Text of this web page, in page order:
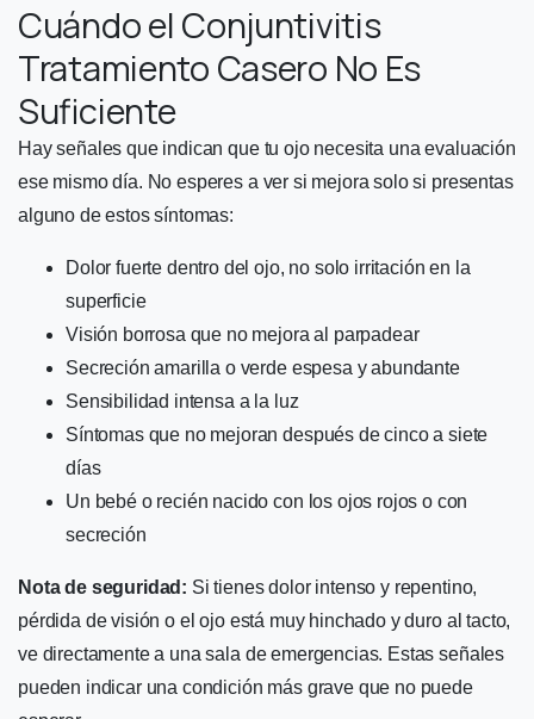
Cuándo el Conjuntivitis
Tratamiento Casero No Es
Suficiente
Hay señales que indican que tu ojo necesita una evaluación
ese mismo día. No esperes a ver si mejora solo si presentas
alguno de estos síntomas:
Dolor fuerte dentro del ojo, no solo irritación en la
superficie
Visión borrosa que no mejora al parpadear
Secreción amarilla o verde espesa y abundante
Sensibilidad intensa a la luz
Síntomas que no mejoran después de cinco a siete
días
Un bebé o recién nacido con los ojos rojos o con
secreción
Nota de seguridad: Si tienes dolor intenso y repentino,
pérdida de visión o el ojo está muy hinchado y duro al tacto,
ve directamente a una sala de emergencias. Estas señales
pueden indicar una condición más grave que no puede